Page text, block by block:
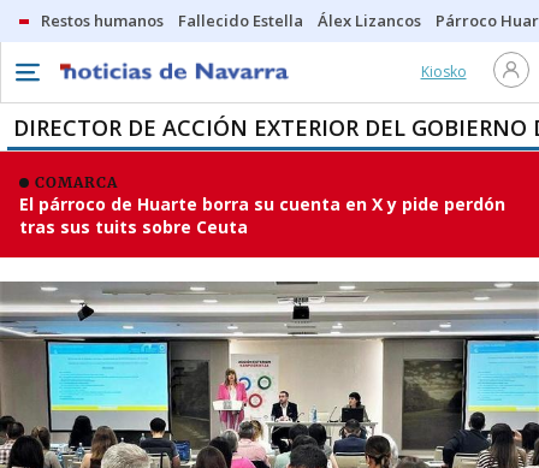
Restos humanos Fallecido Estella Álex Lizancos Párroco
Kiosko
DIRECTOR DE ACCIÓN EXTERIOR DEL GOBIERNO
COMARCA
El párroco de Huarte borra su cuenta en X y pide perdón
tras sus tuits sobre Ceuta